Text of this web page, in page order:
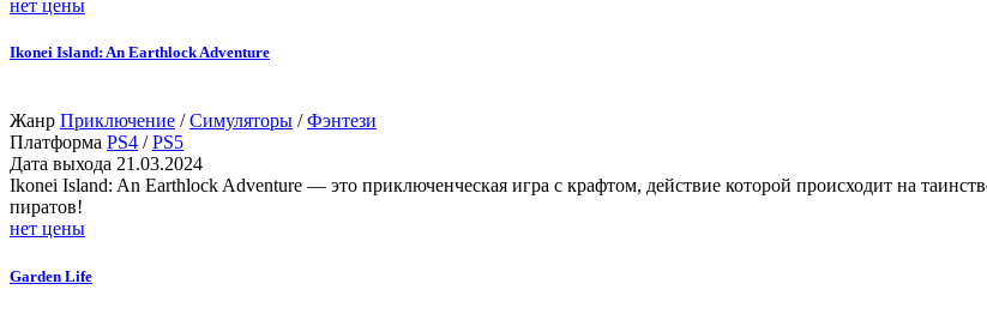
нет цены
Ikonei Island: An Earthlock Adventure
Жанр Приключение /Симуляторы /Фэнтези
Платформа PS4 /PS5
Дата выхода 21.03.2024
Ikonei Island: An Earthlock Adventure — это приключенческая игра с крафтом, действие которой происходит на
пиратов!
нет цены
Garden Life